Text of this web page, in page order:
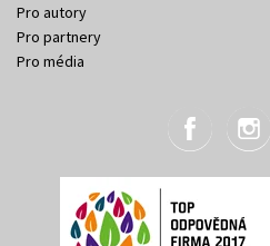
Pro autory
Pro partnery
Pro média